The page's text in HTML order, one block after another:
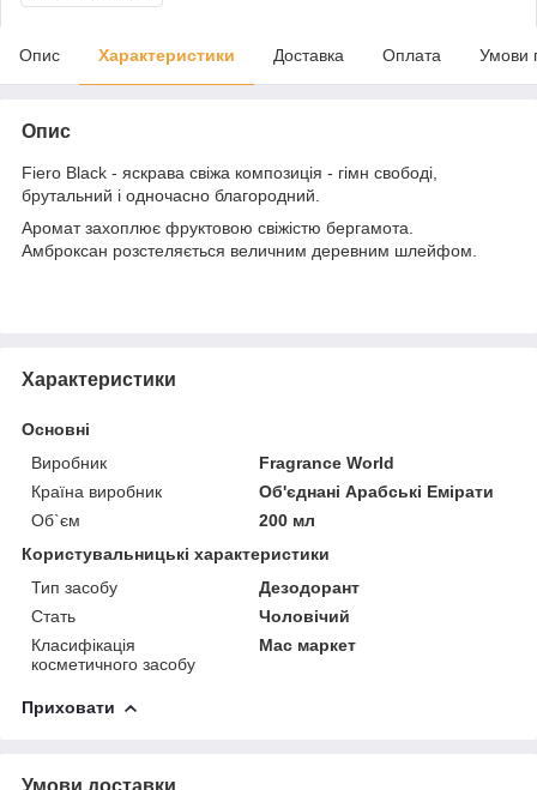
Опис Характеристики Доставка Оплата Умови
Опис
Fiero Black - яскрава свіжа композиція - гімн свободі,
брутальний і одночасно благородний.
Аромат захоплює фруктовою свіжістю бергамота.
Амброксан розстеляється величним деревним шлейфом.
Характеристики
Основні
Виробник
Fragrance World
Країна виробник
Об'єднані Арабські Емірати
Об`єм
200 мл
Користувальницькі характеристики
Тип засобу
Дезодорант
Стать
Чоловічий
Класифікація
косметичного засобу
Мас маркет
Приховати
Умови доставки